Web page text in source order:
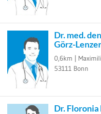
Dr. med.
Görz-
0,6km |
53111 Bonn
Dr.